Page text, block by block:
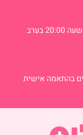
בערב
בהתאמה אישית